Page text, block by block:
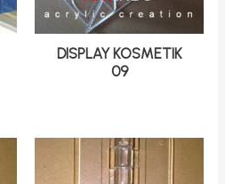
DISPLAY KOSMETIK
09